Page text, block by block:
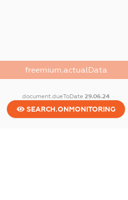
freemium.actualData
document.dueToDate29.06.24
SEARCH.ONMONITORING